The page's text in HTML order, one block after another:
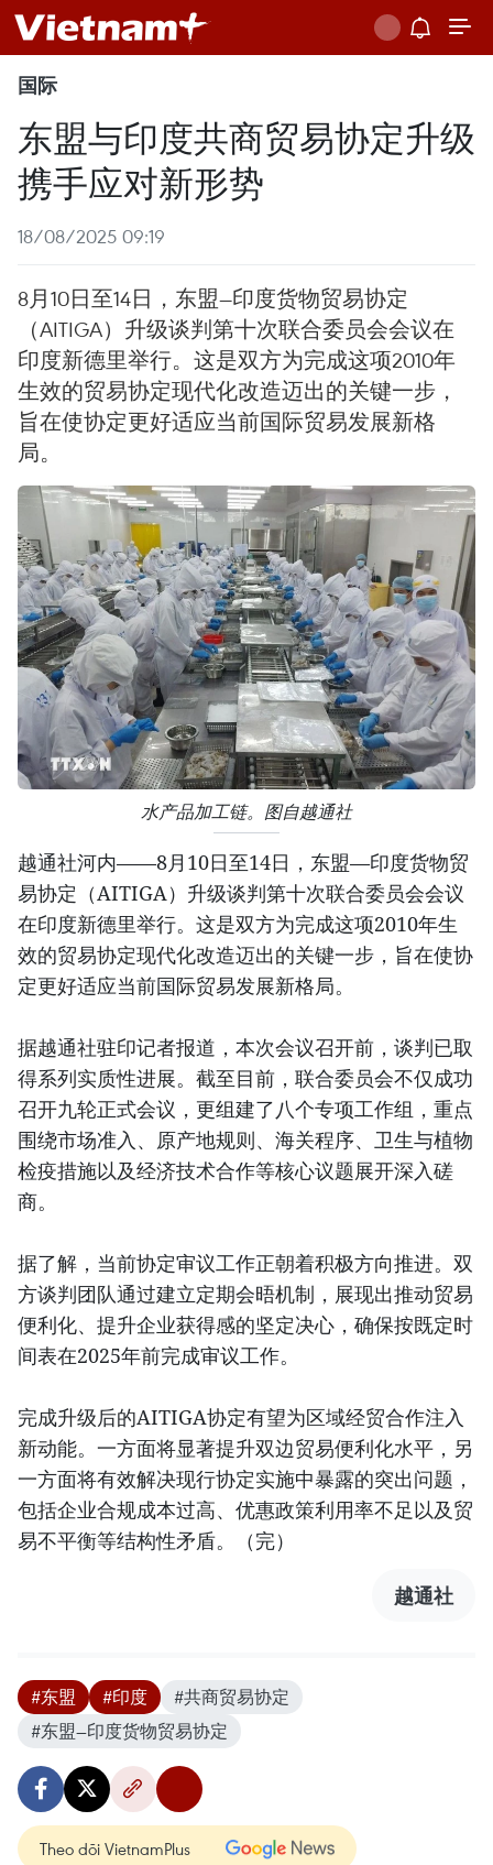
国际
东盟与印度共商贸易协定升级
携手应对新形势
18/08/2025 09:19
8月10日至14日，东盟—印度货物贸易协定
（AITIGA）升级谈判第十次联合委员会会议在
印度新德里举行。这是双方为完成这项2010年
生效的贸易协定现代化改造迈出的关键一步，
旨在使协定更好适应当前国际贸易发展新格
局。
水产品加工链。图自越通社
越通社河内——8月10日至14日，东盟—印度货物贸
易协定（AITIGA）升级谈判第十次联合委员会会议
在印度新德里举行。这是双方为完成这项2010年生
效的贸易协定现代化改造迈出的关键一步，旨在使协
定更好适应当前国际贸易发展新格局。
据越通社驻印记者报道，本次会议召开前，谈判已取
得系列实质性进展。截至目前，联合委员会不仅成功
召开九轮正式会议，更组建了八个专项工作组，重点
围绕市场准入、原产地规则、海关程序、卫生与植物
检疫措施以及经济技术合作等核心议题展开深入磋
商。
据了解，当前协定审议工作正朝着积极方向推进。双
方谈判团队通过建立定期会晤机制，展现出推动贸易
便利化、提升企业获得感的坚定决心，确保按既定时
间表在2025年前完成审议工作。
完成升级后的AITIGA协定有望为区域经贸合作注入
新动能。一方面将显著提升双边贸易便利化水平，另
一方面将有效解决现行协定实施中暴露的突出问题，
包括企业合规成本过高、优惠政策利用率不足以及贸
易不平衡等结构性矛盾。（完）
越通社
#东盟 #印度
#共商贸易协定
#东盟—印度货物贸易协定
Theo dõi VietnamPlus